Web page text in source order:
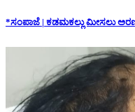
*ಸಂಪಾಜೆ | ಕಡಮಕಲ್ಲು ಮೀಸಲು